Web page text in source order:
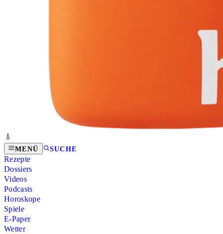
MENÜ SUCHE
Rezepte
Dossiers
Videos
Podcasts
Horoskope
Spiele
E-Paper
Wetter